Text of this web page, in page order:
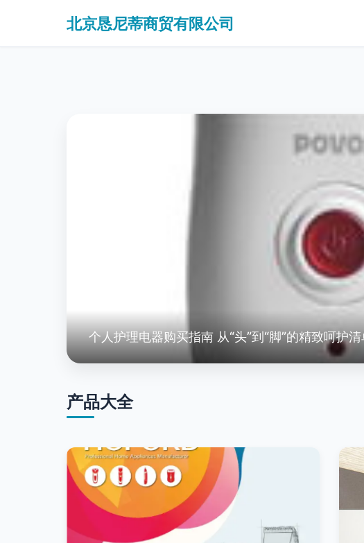
北京恳尼蒂商贸有限公司
个人护理电器购买指南 从“头”到“脚”的精致呵护清
产品大全